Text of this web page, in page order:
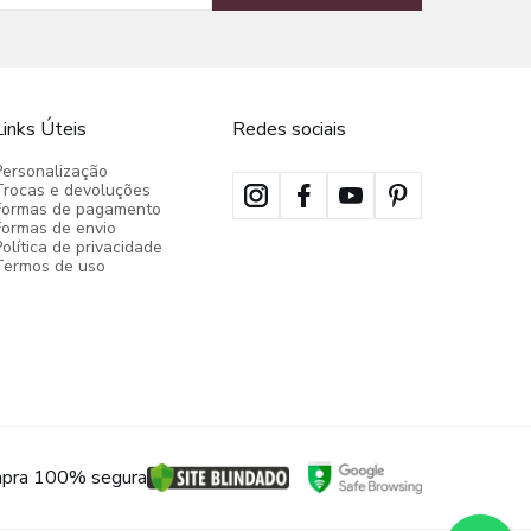
Úteis
e devoluções
de pagamento
de envio
de privacidade
de uso
Redes sociais
100% segura